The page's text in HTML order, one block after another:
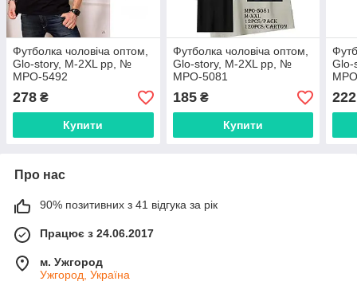
Футболка чоловіча оптом,
Glo-story, M-2XL рр, №
MPO-5492
278 ₴
Купити
Футболкa чоловіча оптом,
Glo-story, M-2XL рр, №
MPO-5081
185₴
Купити
222
Про нас
90% позитивних з 41 відгука за рік
Працює з 24.06.2017
м. Ужгород
Ужгород, Україна